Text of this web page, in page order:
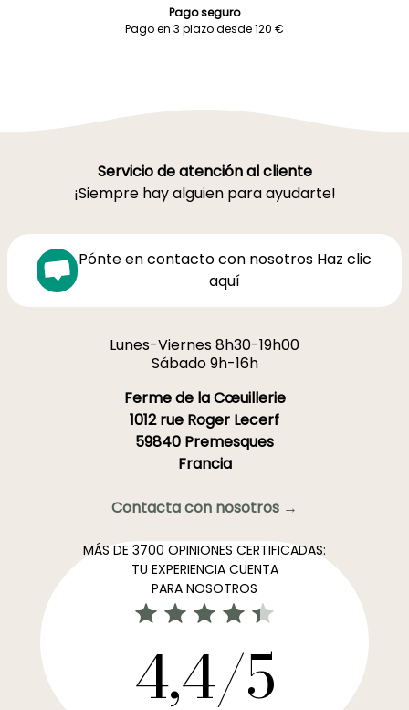
Pago seguro
Pago en 3 plazo desde 120 €
Servicio de atención al cliente
¡Siempre hay alguien para ayudarte!
Pónte en contacto con nosotros Haz clic
aquí
Lunes-Viernes 8h30-19h00
Sábado 9h-16h
Ferme de la Cœuillerie
1012 rue Roger Lecerf
59840 Premesques
Francia
Contacta con nosotros →
MÁS DE 3700 OPINIONES CERTIFICADAS:
TU EXPERIENCIA CUENTA
PARA NOSOTROS
4,4/5